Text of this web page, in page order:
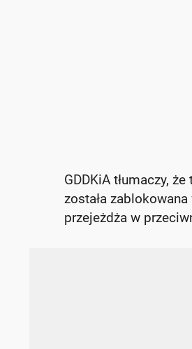
GDDKiA tłumaczy,
została
przejeżdża w